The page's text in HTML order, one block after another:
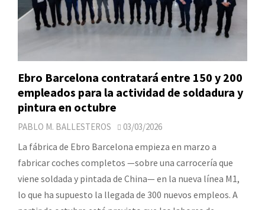
Ebro Barcelona contratará entre 150 y 200
empleados para la actividad de soldadura y
pintura en octubre
PABLO M. BALLESTEROS 03/03/2026
La fábrica de Ebro Barcelona empieza en marzo a
fabricar coches completos —sobre una carrocería que
viene soldada y pintada de China— en la nueva línea M1,
lo que ha supuesto la llegada de 300 nuevos empleos. A